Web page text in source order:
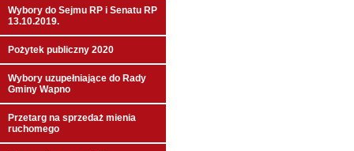
Wybory do Sejmu RP i Senatu RP
13.10.2019.
Pożytek publiczny 2020
Wybory uzupełniające do Rady
Gminy Wapno
Przetarg na sprzedaż mienia
ruchomego